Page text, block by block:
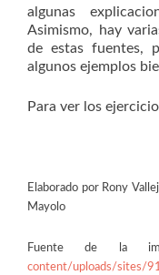
algunas
Asimismo, hay
de estas fuentes,
algunos ejemplos
Para ver los
Elaborado por Rony
Mayolo
Fuente de la
content/uploads/sites/